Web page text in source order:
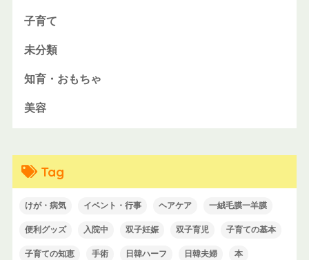
子育て
未分類
知育・おもちゃ
美容
Tag
けが・病気 イベント・行事 ヘアケア 一絨毛膜一羊膜
便利グッズ 入院中 双子妊娠 双子育児 子育ての基本
子育ての知恵 手術 日韓ハーフ 日韓夫婦 本